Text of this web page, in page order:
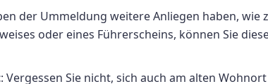
der Ummeldung weitere Anliegen haben, wie
oder eines Führerscheins, können Sie
: Vergessen Sie nicht, sich auch am alten